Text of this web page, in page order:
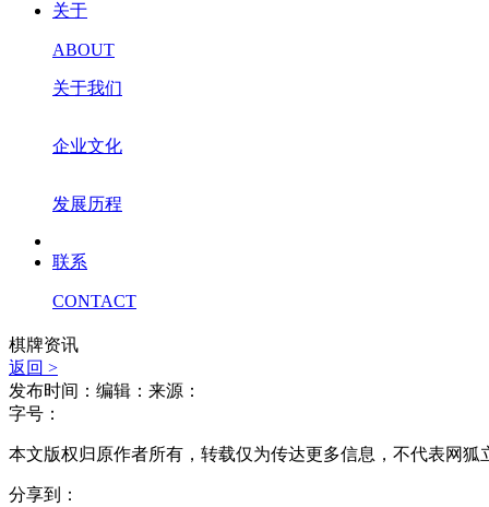
关于
ABOUT
关于我们
企业文化
发展历程
联系
CONTACT
棋牌资讯
返回 >
发布时间： 编辑： 来源：
字号：
本文版权归原作者所有，转载仅为传达更多信息，不代表网
分享到：